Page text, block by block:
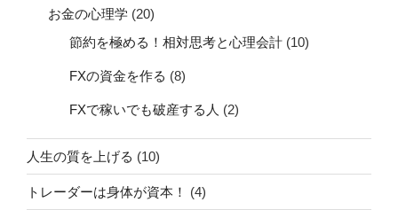
節約を極める！相対思考と心理会計
FXの資金を作る(8)
FXで稼いでも破産する人
人生の質を上げる(10)
トレーダーは身体が資本！
専業トレーダーひとり旅 (331)